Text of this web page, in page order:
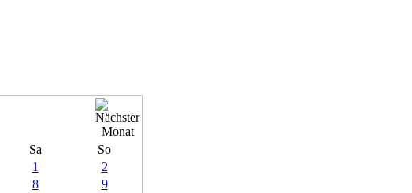
Sa
So
1
2
8 9